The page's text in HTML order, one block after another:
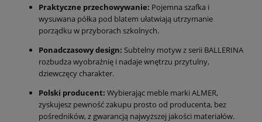
Praktyczne przechowywanie: Pojemna szafka i
wysuwana półka pod blatem ułatwiają utrzymanie
porządku w przyborach szkolnych.
Ponadczasowy design: Subtelny motyw z serii BALLERINA
rozbudza wyobraźnię i nadaje wnętrzu przytulny,
dziewczęcy charakter.
Polski producent: Wybierając meble marki ALMER,
zyskujesz pewność zakupu prosto od producenta, bez
pośredników, z gwarancją najwyższej jakości materiałów.